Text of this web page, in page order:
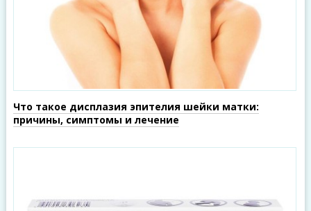
Что такое дисплазия эпителия шейки матки:
причины, симптомы и лечение